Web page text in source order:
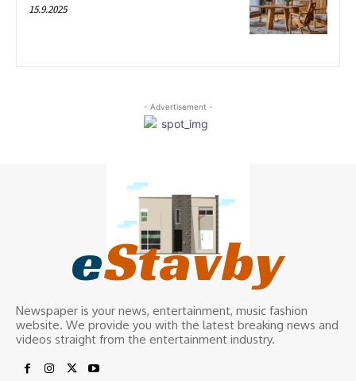
15.9.2025
- Advertisement -
eStavby
Newspaper is your news, entertainment, music fashion
website. We provide you with the latest breaking news and
videos straight from the entertainment industry.